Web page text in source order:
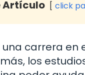
Artículo click
carrera
los